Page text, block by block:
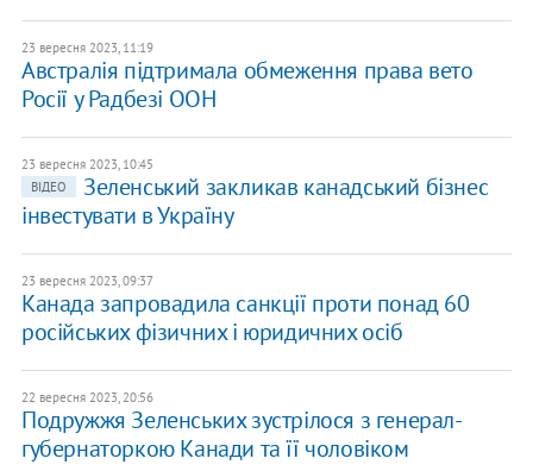
23 вересня 2023, 11:19
Австралія підтримала обмеження права вето
Росії у Радбезі ООН
23 вересня 2023, 10:45
ВІДЕО
Зеленський закликав канадський бізнес
інвестувати в Україну
23 вересня 2023, 09:37
Канада запровадила санкції проти понад 60
російських фізичних і юридичних осіб
22 вересня 2023, 20:56
Подружжя Зеленських зустрілося з генерал-
губернаторкою Канади та її чоловіком